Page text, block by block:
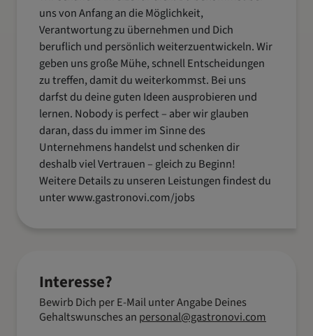
uns von Anfang an die Möglichkeit,
Verantwortung zu übernehmen und Dich
beruflich und persönlich weiterzuentwickeln. Wir
geben uns große Mühe, schnell Entscheidungen
zu treffen, damit du weiterkommst. Bei uns
darfst du deine guten Ideen ausprobieren und
lernen. Nobody is perfect – aber wir glauben
daran, dass du immer im Sinne des
Unternehmens handelst und schenken dir
deshalb viel Vertrauen – gleich zu Beginn!
Weitere Details zu unseren Leistungen findest du
unterwww.gastronovi.com/jobs
Interesse?
Bewirb Dich per E-Mail unter Angabe Deines
Gehaltswunsches an personal@gastronovi.com